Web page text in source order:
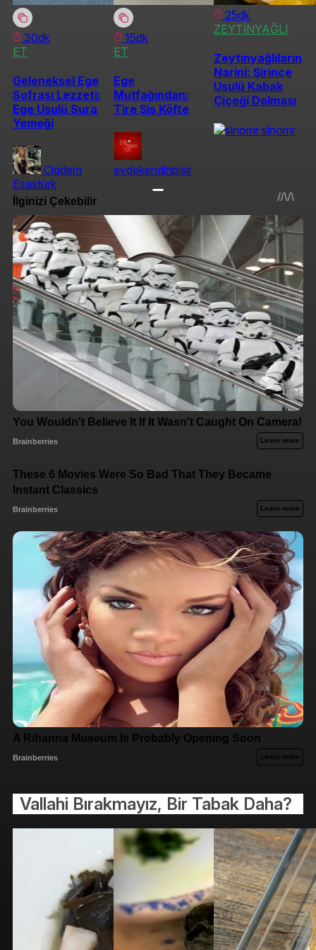
30dk
ET
Geleneksel Ege
Sofrası Lezzeti:
Ege Usulü Sura
Yemeği
Çigdem
Esastürk
15dk
ET
Ege
Mutfağından:
Tire Şiş Köfte
evdekendinpisir
25dk
ZEYTİNYAĞLI
Zeytinyağlıların
Narini: Şirince
Usulü Kabak
Çiçeği Dolması
slnomr
Vallahi Bırakmayız, Bir Tabak Daha?